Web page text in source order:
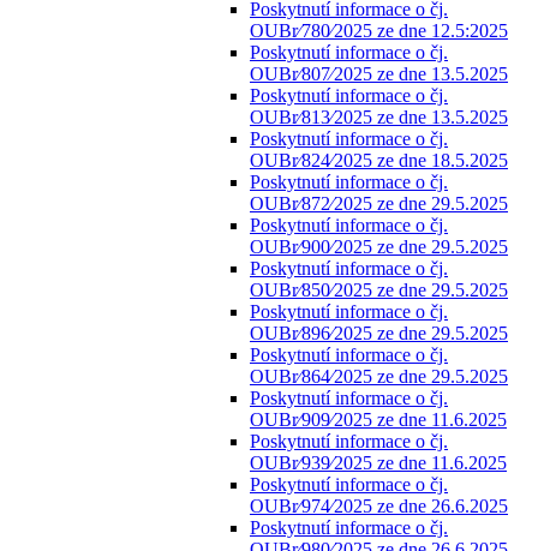
Poskytnutí informace o čj.
OUBr⁄780⁄2025 ze dne 12.5:2025
Poskytnutí informace o čj.
OUBr⁄807⁄2025 ze dne 13.5.2025
Poskytnutí informace o čj.
OUBr⁄813⁄2025 ze dne 13.5.2025
Poskytnutí informace o čj.
OUBr⁄824⁄2025 ze dne 18.5.2025
Poskytnutí informace o čj.
OUBr⁄872⁄2025 ze dne 29.5.2025
Poskytnutí informace o čj.
OUBr⁄900⁄2025 ze dne 29.5.2025
Poskytnutí informace o čj.
OUBr⁄850⁄2025 ze dne 29.5.2025
Poskytnutí informace o čj.
OUBr⁄896⁄2025 ze dne 29.5.2025
Poskytnutí informace o čj.
OUBr⁄864⁄2025 ze dne 29.5.2025
Poskytnutí informace o čj.
OUBr⁄909⁄2025 ze dne 11.6.2025
Poskytnutí informace o čj.
OUBr⁄939⁄2025 ze dne 11.6.2025
Poskytnutí informace o čj.
OUBr⁄974⁄2025 ze dne 26.6.2025
Poskytnutí informace o čj.